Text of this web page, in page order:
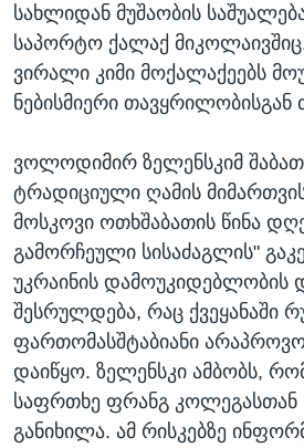
სახლიდან მუშაობის
საპორტო ქალაქ
ვირალი კიმი მოქალაქეებს
ნებისმიერი თავყრილობისგან
ვოლოდიმირ ზელენსკიმ
ტრადიციული ღამის
მოსკოვი ოთხშაბათის წინა
გამორჩეული სისაძაგლის"
უკრაინის დამოუკიდებლობის
შესრულდება, რაც ქვეყანაში
ფართომასშტაბიანი
დაიწყო. ზელენსკი ამბობს,
საფრთხე ფრანგ კოლეგასთან
განიხილა. ამ რისკებზე